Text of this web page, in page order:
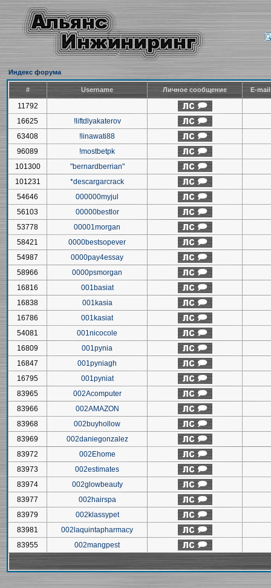
Индекс форума
# Username Личное сообщение E-
11792
16625
!liftdlyakaterov
63408
!linawati88
96089
!mostbetpk
101300
"bernardberrian"
101231
*descargarcrack
54646
000000myjul
56103
00000bestlor
53778
00001morgan
58421
0000bestsopever
54987
0000pay4essay
58966
0000psmorgan
16816
001basiat
16838
001kasia
16786
001kasiat
54081
001nicocole
16809
001pynia
16847
001pyniagh
16795
001pyniat
83965
002Acomputer
83966
002AMAZON
83968
002buyhollow
83969
002daniegonzalez
83972
002Ehome
83973
002estimates
83974
002glowbeauty
83977
002hairspa
83979
002klassypet
83981
002laquintapharmacy
83955
002mangpest